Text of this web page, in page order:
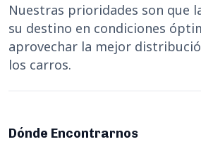
Nuestras prioridades son que
su destino en condiciones
aprovechar la mejor
los carros.
Dónde Encontrarnos